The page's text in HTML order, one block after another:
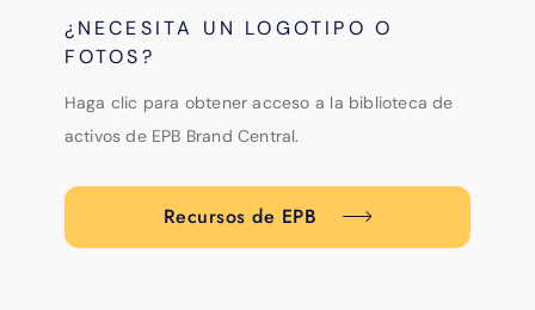
¿NECESITA UN LOGOTIPO O
FOTOS?
Haga clic para obtener acceso a la biblioteca de
activos de EPB Brand Central.
Recursos de EPB